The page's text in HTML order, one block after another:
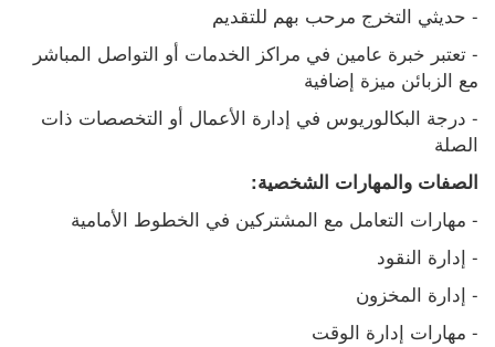
- حديثي التخرج مرحب بهم للتقديم
مع الزبائن ميزة إضافية
الصلة
الصفات والمهارات الشخصية:
- مهارات التعامل مع المشتركين في الخطوط الأمامية
- إدارة النقود
- إدارة المخزون
- مهارات إدارة الوقت